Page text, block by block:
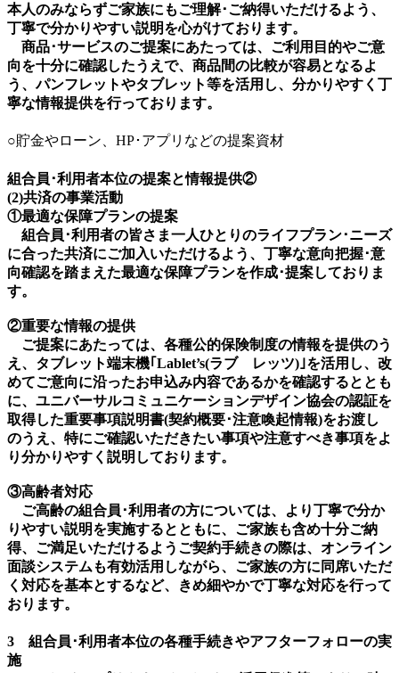
本人のみならずご家族にもご理解･ご納得いただけるよう、
丁寧で分かりやすい説明を心がけております。
商品･サービスのご提案にあたっては、ご利用目的やご意
向を十分に確認したうえで、商品間の比較が容易となるよ
う、パンフレットやタブレット等を活用し、分かりやすく丁
寧な情報提供を行っております。
○貯金やローン、HP･アプリなどの提案資材
組合員･利用者本位の提案と情報提供②
(2)共済の事業活動
①最適な保障プランの提案
組合員･利用者の皆さま一人ひとりのライフプラン･ニーズ
に合った共済にご加入いただけるよう、丁寧な意向把握･意
向確認を踏まえた最適な保障プランを作成･提案しておりま
す。
②重要な情報の提供
ご提案にあたっては、各種公的保険制度の情報を提供のう
え、タブレット端末機｢Lablet’s(ラブ レッツ)｣を活用し、改
めてご意向に沿ったお申込み内容であるかを確認するととも
に、ユニバーサルコミュニケーションデザイン協会の認証を
取得した重要事項説明書(契約概要･注意喚起情報)をお渡し
のうえ、特にご確認いただきたい事項や注意すべき事項をよ
り分かりやすく説明しております。
③高齢者対応
ご高齢の組合員･利用者の方については、より丁寧で分か
りやすい説明を実施するとともに、ご家族も含め十分ご納
得、ご満足いただけるようご契約手続きの際は、オンライン
面談システムも有効活用しながら、ご家族の方に同席いただ
く対応を基本とするなど、きめ細やかで丁寧な対応を行って
おります。
3 組合員･利用者本位の各種手続きやアフターフォローの実
施